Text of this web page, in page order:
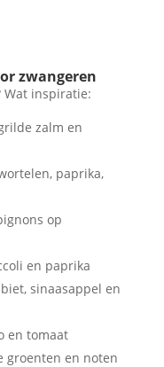
zwangeren
Wat inspiratie:
zalm en
paprika,
op
en paprika
sinaasappel en
en tomaat
groenten en noten